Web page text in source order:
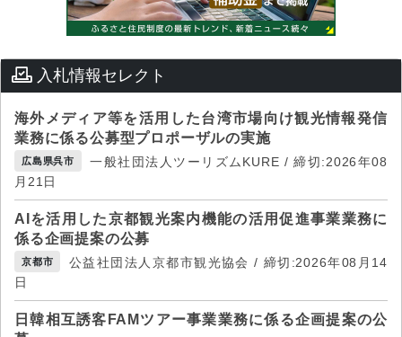
入札情報セレクト
海外メディア等を活用した台湾市場向け観光情報発信
業務に係る公募型プロポーザルの実施
広島県呉市
一般社団法人ツーリズムKURE / 締切:2026年08
月21日
AIを活用した京都観光案内機能の活用促進事業業務に
係る企画提案の公募
京都市
公益社団法人京都市観光協会 / 締切:2026年08月14
日
日韓相互誘客FAMツアー事業業務に係る企画提案の公